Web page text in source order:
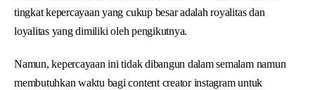
tingkat kepercayaan yang cukup besar adalah royalitas dan
loyalitas yang dimiliki oleh pengikutnya.
Namun, kepercayaan ini tidak dibangun dalam semalam namun
membutuhkan waktu bagi content creator instagram untuk